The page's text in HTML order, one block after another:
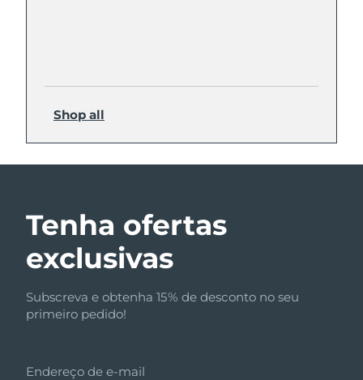
Shop all
Tenha ofertas
exclusivas
Subscreva e obtenha 15% de desconto no seu
primeiro pedido!
Endereço de e-mail